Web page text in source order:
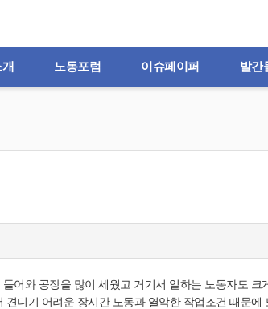
노동포럼 이슈페이퍼 발간
어와 공장을 많이 세웠고 거기서 일하는 노동자도
디기 어려운 장시간 노동과 열악한 작업조건 때문